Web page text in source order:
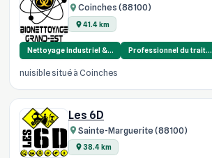
Coinches (88100)
41.4 km
Nettoyage industriel &… Professionnel du trait…
nuisible situé à Coinches
Les 6D
Sainte-Marguerite (88100)
38.4 km